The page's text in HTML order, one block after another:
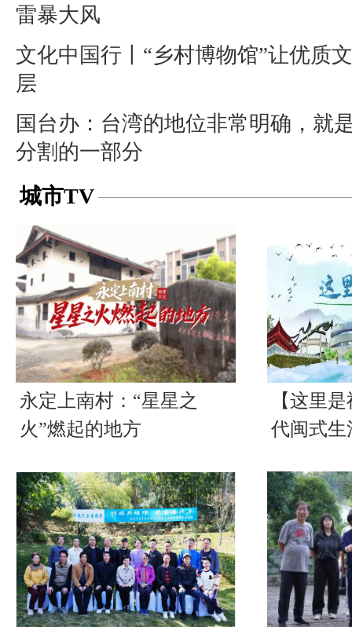
雷暴大风
文化中国行丨“乡村博物馆”让优质
层
国台办：台湾的地位非常明确，就
分割的一部分
城市TV
永定上南村：“星星之
火”燃起的地方
【这里
代闽式生